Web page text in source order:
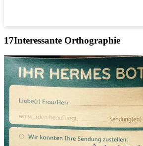
Interessante Orthographie